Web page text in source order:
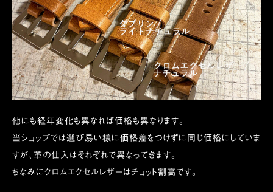
他にも経年変化も異なれば価格も異なります。
当ショップでは選び易い様に価格差をつけずに同じ価格にしていま
すが、革の仕入はそれぞれで異なってきます。
ちなみにクロムエクセルレザーはチョット割高です。